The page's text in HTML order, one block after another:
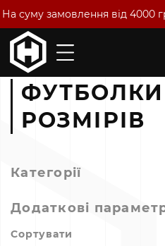
На суму замовлення від 4000
Головна Size+ Футболки
РОЗМІРІВ
Категорії
Додаткові
Сортувати